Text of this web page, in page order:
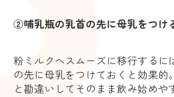
②哺乳瓶の乳首の先に母乳をつけ
粉ミルクへスムーズに移行するに
の先に母乳をつけておくと効果的
と勘違いしてそのまま飲み始めや